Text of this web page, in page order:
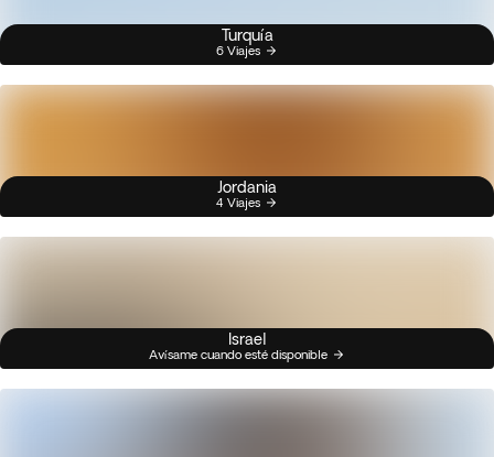
Turquía
6 Viajes
Jordania
4 Viajes
Israel
Avísame cuando esté disponible